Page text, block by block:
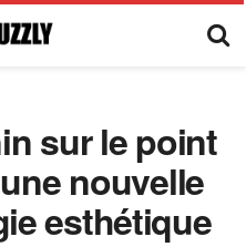
sur le point
nouvelle
esthétique